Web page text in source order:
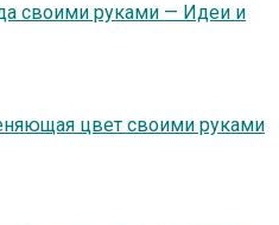
своими руками — Идеи и
цвет своими руками